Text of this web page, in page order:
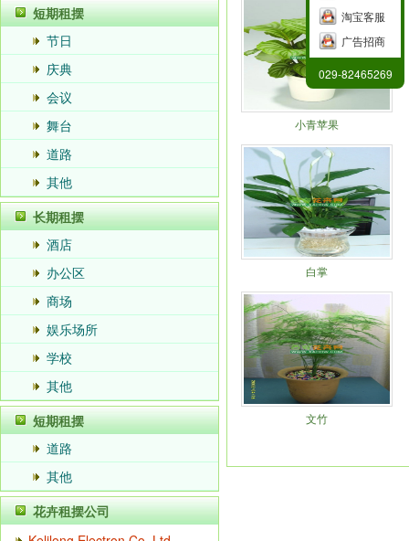
短期租摆
节日
庆典
会议
舞台
道路
其他
长期租摆
酒店
办公区
商场
娱乐场所
学校
其他
短期租摆
道路
其他
花卉租摆公司
小青苹果
白掌
文竹
淘宝客服
广告招商
029-82465269